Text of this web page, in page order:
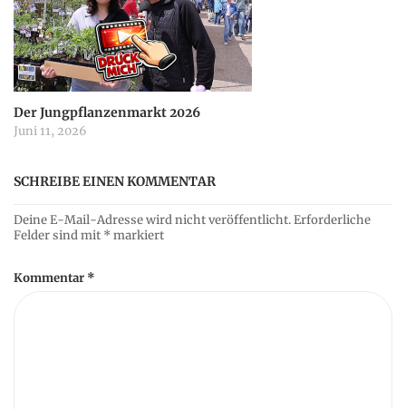
Der Jungpflanzenmarkt 2026
Juni 11, 2026
SCHREIBE EINEN KOMMENTAR
Deine E-Mail-Adresse wird nicht veröffentlicht.Erforderliche
Felder sind mit * markiert
Kommentar *